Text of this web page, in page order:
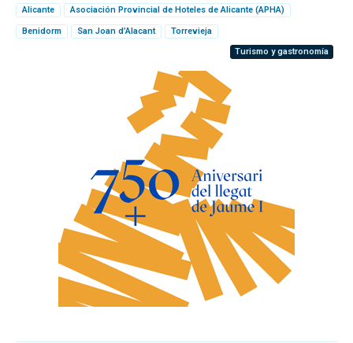
Alicante Asociación Provincial de Hoteles de Alicante (APHA)
Benidorm San Joan d’Alacant
Torrevieja
Turismo y gastronomía